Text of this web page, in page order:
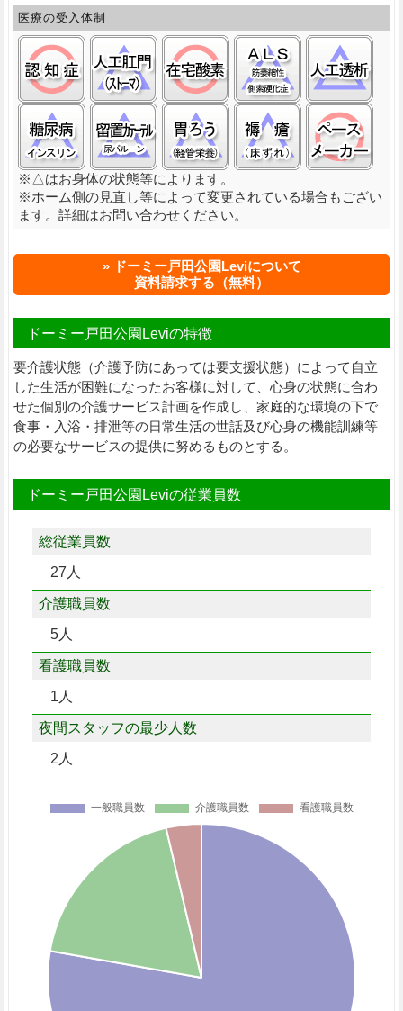
医療の受入体制
認知症:○ ストーマ(人工肛門):△
在宅酸素:○ 筋萎縮性側索
人
糖尿病(インスリン):△留置カテーテル(尿バルーン):△
経管栄養(胃ろう):△
褥瘡（床ずれ
ペ
※△はお身体の状態等によります。
※ホーム側の見直し等によって変更されている場合もござい
ます。詳細はお問い合わせください。
ドーミー戸田公園Leviについて
資料請求する（無料）
ドーミー戸田公園Leviの特徴
要介護状態（介護予防にあっては要支援状態）によって自立
した生活が困難になったお客様に対して、心身の状態に合わ
せた個別の介護サービス計画を作成し、家庭的な環境の下で
食事・入浴・排泄等の日常生活の世話及び心身の機能訓練等
の必要なサービスの提供に努めるものとする。
ドーミー戸田公園Leviの従業員数
総従業員数
27人
介護職員数
5人
看護職員数
1人
夜間スタッフの最少人数
2人